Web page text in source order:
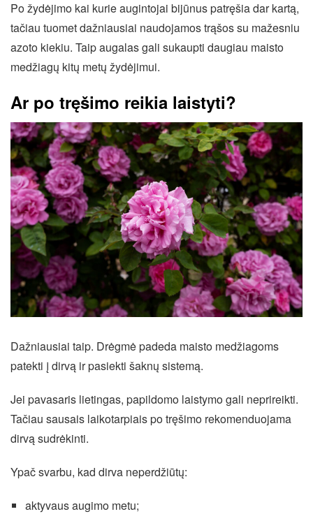
Po žydėjimo kai kurie augintojai bijūnus patręšia dar kartą,
tačiau tuomet dažniausiai naudojamos trąšos su mažesniu
azoto kiekiu. Taip augalas gali sukaupti daugiau maisto
medžiagų kitų metų žydėjimui.
Ar po tręšimo reikia laistyti?
Dažniausiai taip. Drėgmė padeda maisto medžiagoms
patekti į dirvą ir pasiekti šaknų sistemą.
Jei pavasaris lietingas, papildomo laistymo gali neprireikti.
Tačiau sausais laikotarpiais po tręšimo rekomenduojama
dirvą sudrėkinti.
Ypač svarbu, kad dirva neperdžiūtų:
aktyvaus augimo metu;